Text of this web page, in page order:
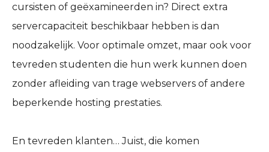
cursisten of geëxamineerden in? Direct extra
servercapaciteit beschikbaar hebben is dan
noodzakelijk. Voor optimale omzet, maar ook voor
tevreden studenten die hun werk kunnen doen
zonder afleiding van trage webservers of andere
beperkende hosting prestaties.
En tevreden klanten… Juist, die komen